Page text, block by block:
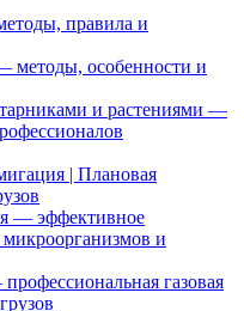
правила и
методы, особенности и
и растениями —
| Плановая
— эффективное
и
газовая